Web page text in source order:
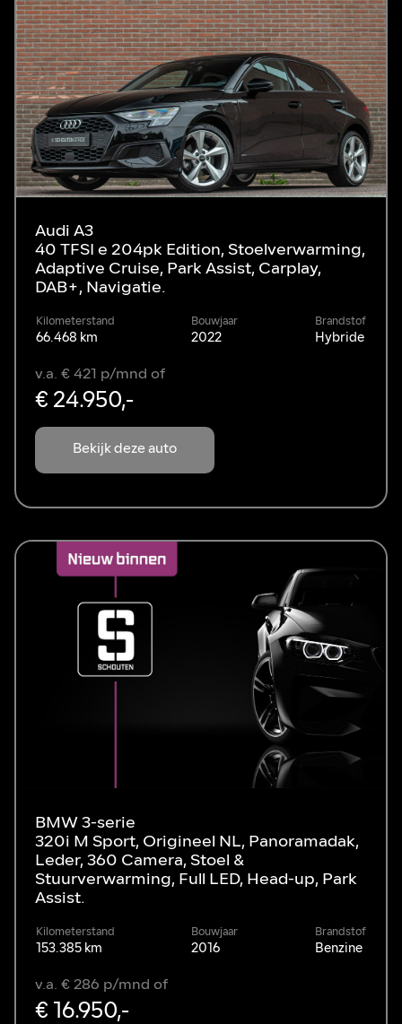
Audi A3
40 TFSI e 204pk Edition, Stoelverwarming,
Adaptive Cruise, Park Assist, Carplay,
DAB+, Navigatie.
Kilometerstand
66.468 km
Bouwjaar
2022
Brandstof
Hybride
Bekijk deze auto
v.a. € 421 p/mnd of
€ 24.950,-
BMW 3-serie
320i M Sport, Origineel NL, Panoramadak,
Leder, 360 Camera, Stoel &
Stuurverwarming, Full LED, Head-up, Park
Assist.
Kilometerstand
153.385 km
Bouwjaar
2016
Brandstof
Benzine
v.a. € 286 p/mnd of
€ 16.950,-